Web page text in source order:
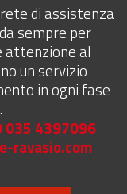
di assistenza
sempre per
attenzione al
un servizio
in ogni fase
035 4397096
ravasio.com